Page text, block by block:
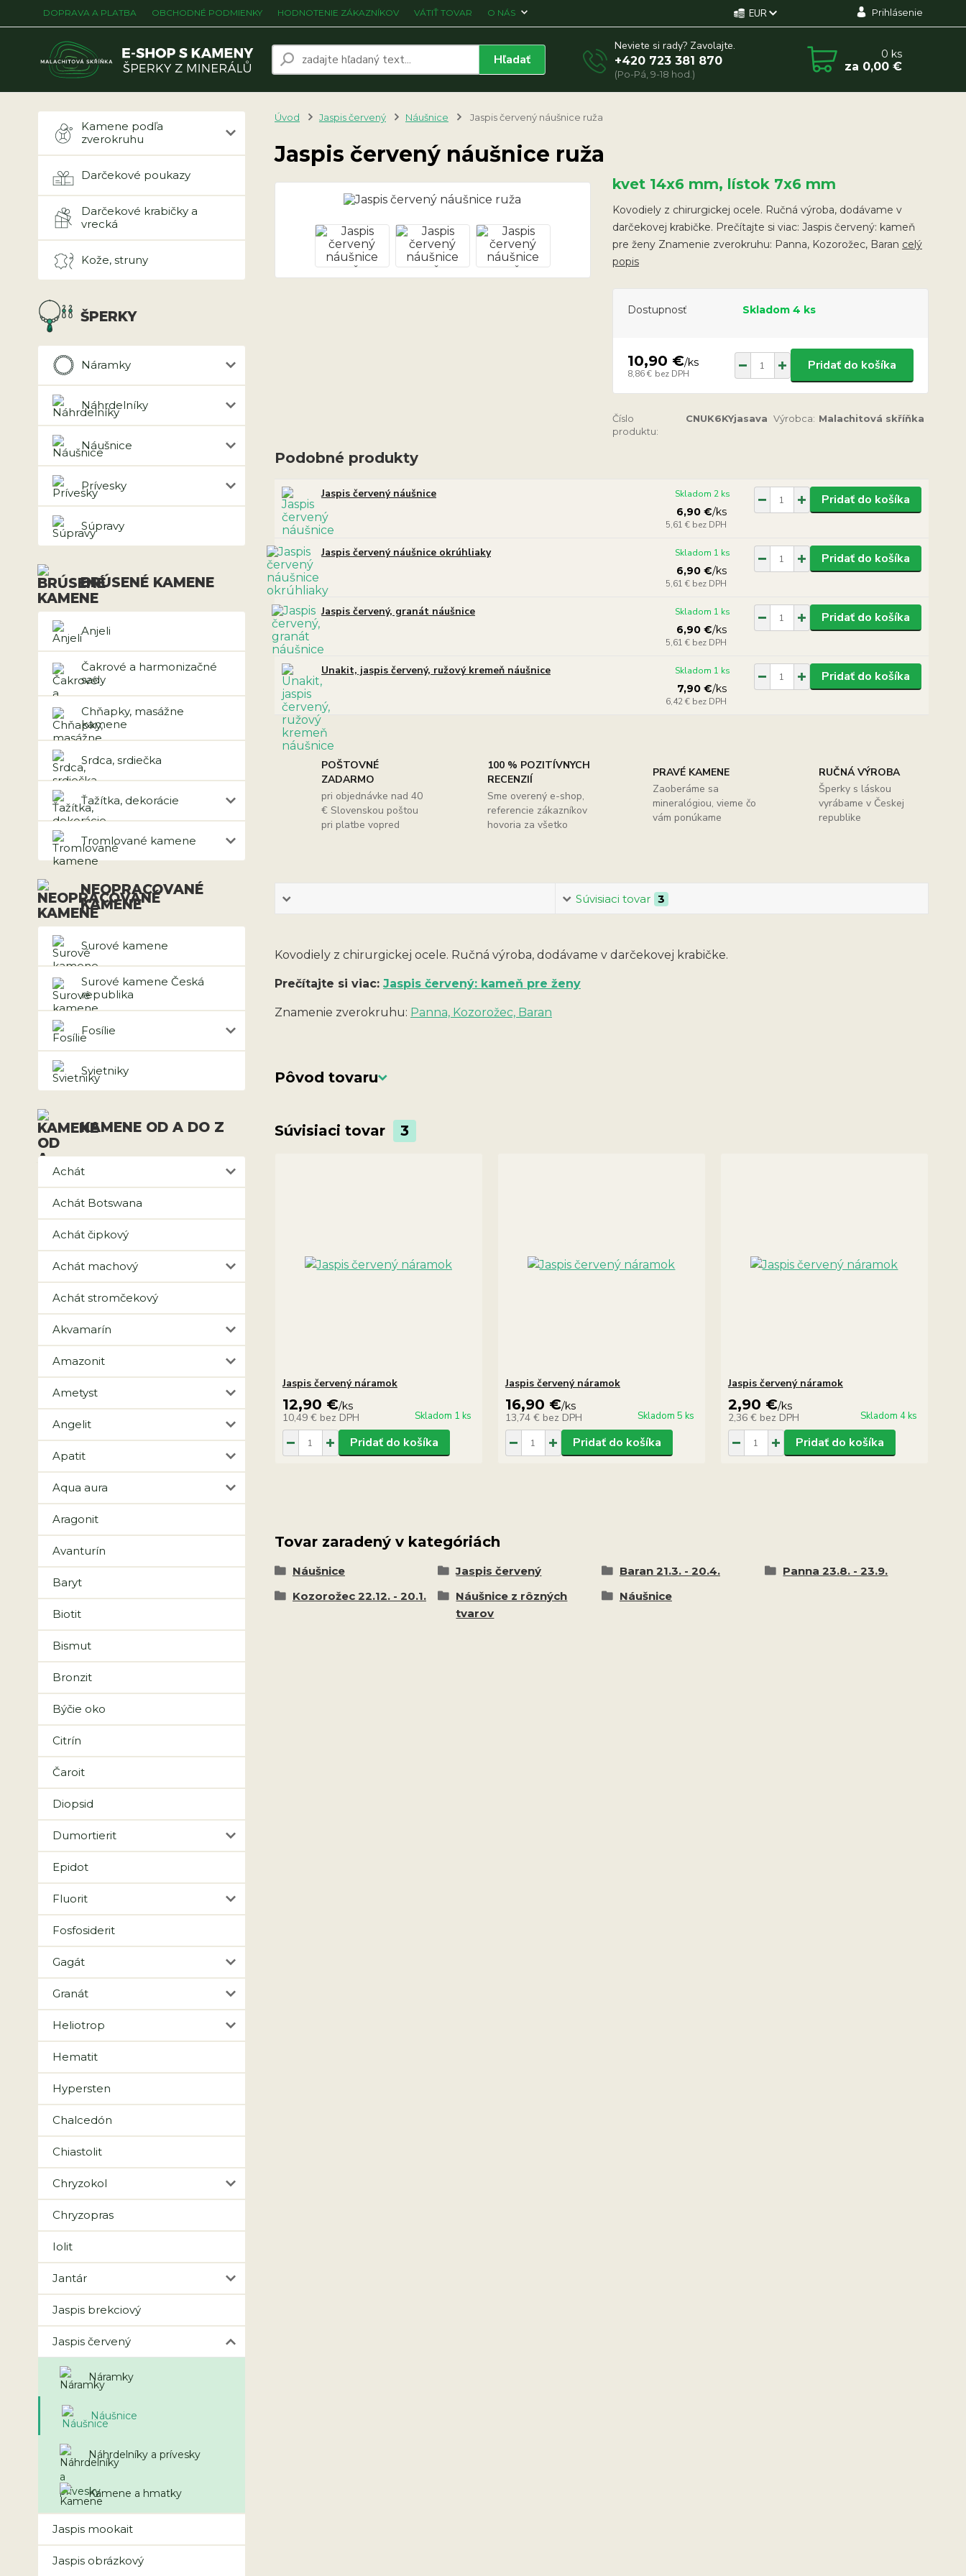
DOPRAVA A PLATBA OBCHODNÉ PODMIENKY HODNOTENIE ZÁKAZNÍKOV VÁTIŤ TOVAR O NÁS EUR Prihlásenie
Hľadať
Neviete si rady? Zavolajte.
+420 723 381 870
(Po-Pá, 9-18 hod.)
0 ks
za 0,00 €
Kamene podľa
zverokruhu
Darčekové poukazy
Darčekové krabičky a
vrecká
Kože, struny
ŠPERKY
Náramky
Náhrdelníky
Náušnice
Prívesky
Súpravy
BRÚSENÉ KAMENE
Anjeli
Čakrové a harmonizačné
sady
Chňapky, masážne
kamene
Srdca, srdiečka
Ťažítka, dekorácie
Tromlované kamene
NEOPRACOVANÉ
KAMENE
Surové kamene
Surové kamene Česká
republika
Fosílie
Svietniky
KAMENE OD A DO Z
Achát
Achát Botswana
Achát čipkový
Achát machový
Achát stromčekový
Akvamarín
Amazonit
Ametyst
Angelit
Apatit
Aqua aura
Aragonit
Avanturín
Baryt
Biotit
Bismut
Bronzit
Býčie oko
Citrín
Čaroit
Diopsid
Dumortierit
Epidot
Fluorit
Fosfosiderit
Gagát
Granát
Heliotrop
Hematit
Hypersten
Chalcedón
Chiastolit
Chryzokol
Chryzopras
Iolit
Jantár
Jaspis brekciový
Jaspis červený
Náramky
Náušnice
Náhrdelníky a prívesky
Kamene a hmatky
Jaspis mookait
Jaspis obrázkový
Úvod Jaspis červený Náušnice Jaspis červený náušnice ruža
Jaspis červený náušnice ruža
kvet 14x6 mm, lístok 7x6 mm
Kovodiely z chirurgickej ocele. Ručná výroba, dodávame v
darčekovej krabičke. Prečítajte si viac: Jaspis červený: kameň
pre ženy Znamenie zverokruhu: Panna, Kozorožec, Baran celý
popis
Dostupnosť Skladom 4 ks
10,90 €/ks
8,86 € bez DPH
Pridať do košíka
Číslo
produktu:
CNUK6KYjasava Výrobca: Malachitová skříňka
Podobné produkty
Jaspis červený náušnice
6,90 €/ks
5,61 € bez DPH
Skladom 2 ks Pridať do košíka
Jaspis červený náušnice okrúhliaky
6,90 €/ks
5,61 € bez DPH
Skladom 1 ks Pridať do košíka
Jaspis červený, granát náušnice
6,90 €/ks
5,61 € bez DPH
Skladom 1 ks Pridať do košíka
Unakit, jaspis červený, ružový kremeň náušnice
7,90 €/ks
6,42 € bez DPH
Skladom 1 ks Pridať do košíka
POŠTOVNÉ
ZADARMO
pri objednávke nad 40
€ Slovenskou poštou
pri platbe vopred
100 % POZITÍVNYCH
RECENZIÍ
Sme overený e-shop,
referencie zákazníkov
hovoria za všetko
PRAVÉ KAMENE
Zaoberáme sa
mineralógiou, vieme čo
vám ponúkame
RUČNÁ VÝROBA
Šperky s láskou
vyrábame v Českej
republike
Súvisiaci tovar 3
Kovodiely z chirurgickej ocele. Ručná výroba, dodávame v darčekovej krabičke.
Prečítajte si viac: Jaspis červený: kameň pre ženy
Znamenie zverokruhu: Panna, Kozorožec, Baran
Pôvod tovaru
Súvisiaci tovar 3
Jaspis červený náramok
12,90 €/ks
10,49 € bez DPH Skladom 1 ks
Pridať do košíka
Jaspis červený náramok
16,90 €/ks
13,74 € bez DPH Skladom 5 ks
Pridať do košíka
Jaspis červený náramok
2,90 €/ks
2,36 € bez DPH Skladom 4 ks
Pridať do košíka
Tovar zaradený v kategóriách
Náušnice Jaspis červený Baran 21.3. - 20.4.
Panna 23.8. - 23.9.
Kozorožec 22.12. - 20.1.
Náušnice z rôzných
tvarov
Náušnice